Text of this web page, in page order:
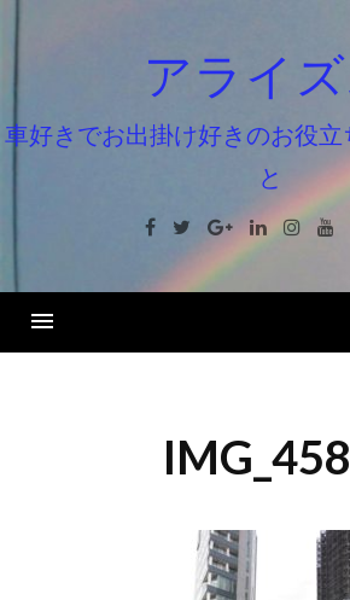
ン
ツ
ッ
アライ
車好きでお出掛け好きのお役
と
Facebook
TwitterGoogle+Linkedin